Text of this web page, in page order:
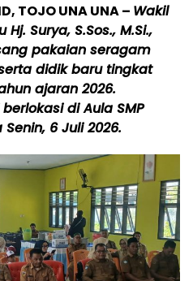
TOJO UNA UNA – Wakil
Surya, S.Sos., M.Si.,
pakaian seragam
didik baru tingkat
ajaran 2026.
di Aula SMP
6 Juli 2026.